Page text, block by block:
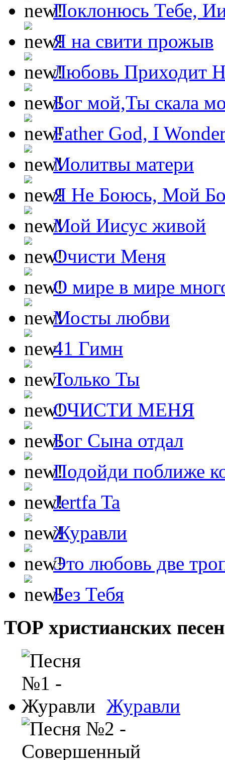
Поклонюсь Тебе,
Я на свити прожыв
Любовь Приходит
Бог мой,Ты скала
Father God, I
Молитвы матери
Я Не Боюсь, Мой
Мой Иисус живой
Очисти Меня
О мире в мире
Мосты любви
41 Гимн
Только Ты
ОЧИСТИ МЕНЯ
Бог Сына отдал
Подойди поближе
Jertfa Ta
Журавли
Это любовь две
Без Тебя
ТОР христианских песен
Журавли